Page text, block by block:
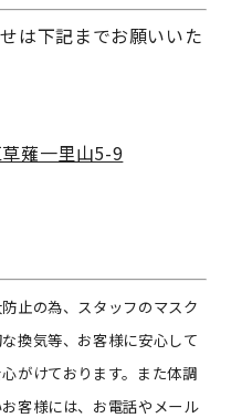
ライバシーポリシー
は下記までお願いいた
薙一里山5-9
止の為、スタッフのマスク
換気等、お客様に安心して
がけております。また体調
客様には、お電話やメール